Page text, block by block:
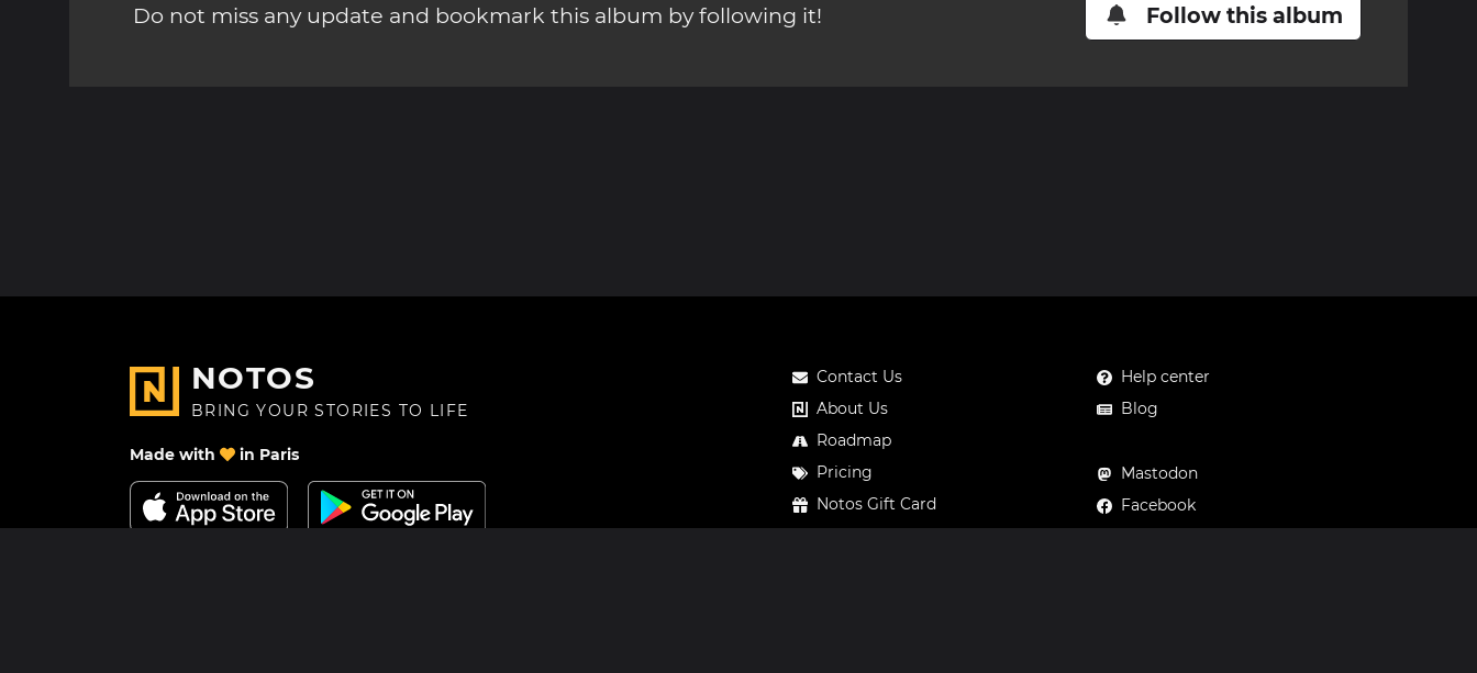
Do not miss any update and bookmark this album by following it! Follow this album
NOTOS
BRING YOUR STORIES TO LIFE
Made with in Paris
Contact Us
About Us
Roadmap
Pricing
Notos Gift Card
Help center
Blog
Mastodon
Facebook